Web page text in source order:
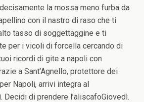
la mossa meno furba da
con il nastro di raso che ti
tasso di soggettaggine e ti
per i vicoli di forcella cercando di
ricordi di gite a napoli con
a Sant’Agnello, protettore dei
Napoli, arrivi integra al
Decidi di prendere l’aliscafoGiovedì.